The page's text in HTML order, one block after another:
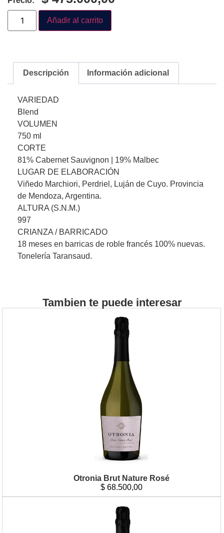
Añadir al carrito
Descripción Información adicional
VARIEDAD
Blend
VOLUMEN
750 ml
CORTE
81% Cabernet Sauvignon | 19% Malbec
LUGAR DE ELABORACIÓN
Viñedo Marchiori, Perdriel, Luján de Cuyo. Provincia
de Mendoza, Argentina.
ALTURA (S.N.M.)
997
CRIANZA / BARRICADO
18 meses en barricas de roble francés 100% nuevas.
Tonelería Taransaud.
Tambien te puede interesar
Otronia Brut Nature Rosé
$ 68.500,00